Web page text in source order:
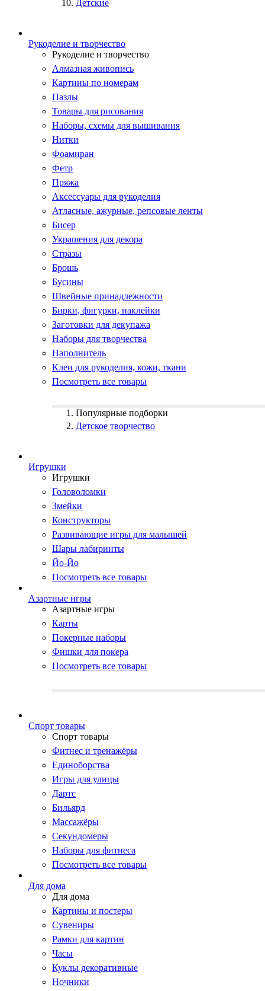
Детские
Рукоделие и творчество
Рукоделие и творчество
Алмазная живопись
Картины по номерам
Пазлы
Товары для рисования
Наборы, схемы для вышивания
Нитки
Фоамиран
Фетр
Пряжа
Аксессуары для рукоделия
Атласные, ажурные, репсовые ленты
Бисер
Украшения для декора
Стразы
Брошь
Бусины
Швейные принадлежности
Бирки, фигурки, наклейки
Заготовки для декупажа
Наборы для творчества
Наполнитель
Клеи для рукоделия, кожи, ткани
Посмотреть все товары
Популярные подборки
Детское творчество
Игрушки
Игрушки
Головоломки
Змейки
Конструкторы
Развивающие игры для малышей
Шары лабиринты
Йо-Йо
Посмотреть все товары
Азартные игры
Азартные игры
Карты
Покерные наборы
Фишки для покера
Посмотреть все товары
Cпорт товары
Cпорт товары
Фитнес и тренажёры
Единоборства
Игры для улицы
Дартс
Бильярд
Массажёры
Секундомеры
Наборы для фитнеса
Посмотреть все товары
Для дома
Для дома
Картины и постеры
Сувениры
Рамки для картин
Часы
Куклы декоративные
Ночники